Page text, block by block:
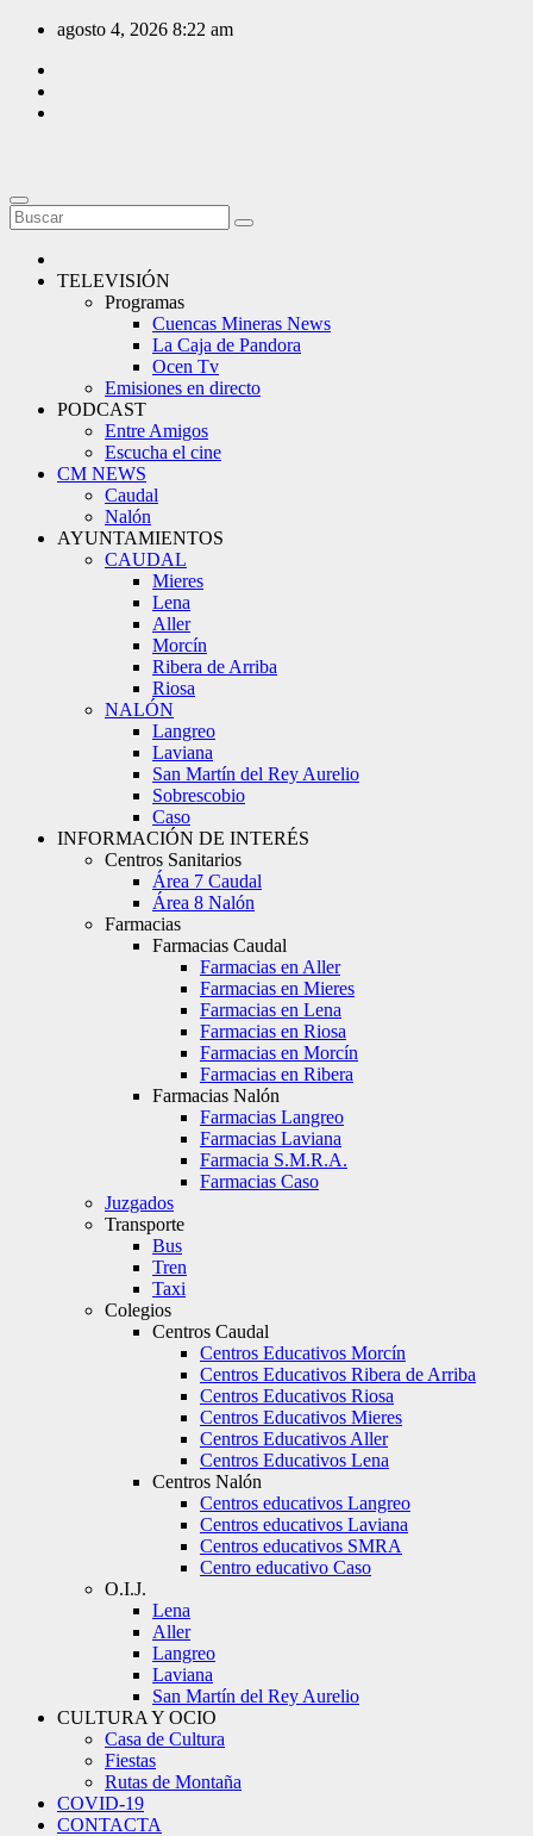
Saltar
contenido
agosto 4, 2026 8:22 am
TELEVISIÓN
Programas
Cuencas Mineras News
La Caja de Pandora
Ocen Tv
Emisiones en directo
PODCAST
Entre Amigos
Escucha el cine
CM NEWS
Caudal
Nalón
AYUNTAMIENTOS
CAUDAL
Mieres
Lena
Aller
Morcín
Ribera de Arriba
Riosa
NALÓN
Langreo
Laviana
San Martín del Rey Aurelio
Sobrescobio
Caso
INFORMACIÓN DE INTERÉS
Centros Sanitarios
Área 7 Caudal
Área 8 Nalón
Farmacias
Farmacias Caudal
Farmacias en Aller
Farmacias en Mieres
Farmacias en Lena
Farmacias en Riosa
Farmacias en Morcín
Farmacias en Ribera
Farmacias Nalón
Farmacias Langreo
Farmacias Laviana
Farmacia S.M.R.A.
Farmacias Caso
Juzgados
Transporte
Bus
Tren
Taxi
Colegios
Centros Caudal
Centros Educativos Morcín
Centros Educativos Ribera de Arriba
Centros Educativos Riosa
Centros Educativos Mieres
Centros Educativos Aller
Centros Educativos Lena
Centros Nalón
Centros educativos Langreo
Centros educativos Laviana
Centros educativos SMRA
Centro educativo Caso
O.I.J.
Lena
Aller
Langreo
Laviana
San Martín del Rey Aurelio
CULTURA Y OCIO
Casa de Cultura
Fiestas
Rutas de Montaña
COVID-19
CONTACTA